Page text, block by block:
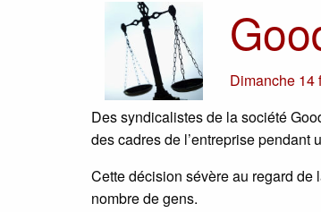
Dimanche 14
Des syndicalistes de la société
des cadres de l’entreprise pendant
Cette décision sévère au regard
nombre de gens.